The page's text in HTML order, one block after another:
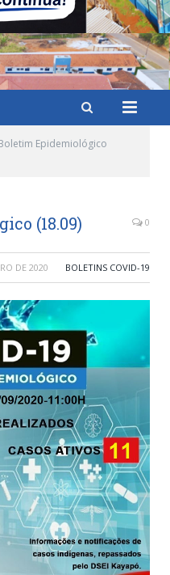
Epidemiológico
(18.09) 0
DE 2020 BOLETINS COVID-19